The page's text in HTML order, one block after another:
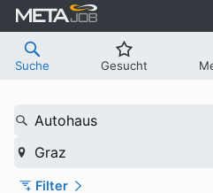
Suche Gesucht
Autohaus
Graz
Filter